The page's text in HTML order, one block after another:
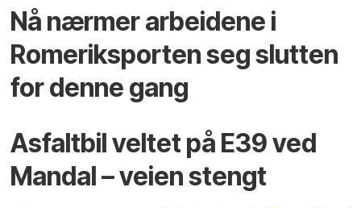
Nå nærmer arbeidene i
Romeriksporten seg slutten
for denne gang
Asfaltbil veltet på E39 ved
Mandal – veien stengt